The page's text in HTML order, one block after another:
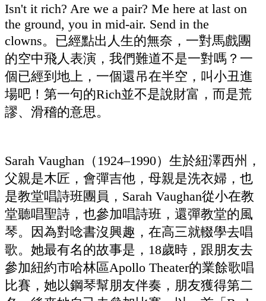
Isn't it rich? Are we a pair? Me here at last on
the ground, you in mid-air. Send in the
clowns。已經點出人生的無奈，一對馬戲團
的空中飛人表演，我們難道不是一對嗎？一
個已經到地上，一個還吊在半空，叫小丑進
場吧！第一句的Rich並不是說財富，而是荒
謬、滑稽的意思。
Sarah Vaughan（1924–1990）生於紐澤西州，
父親是木匠，會彈吉他，母親是洗衣婦，也
是教堂唱詩班團員，Sarah Vaughan從小在教
堂聽唱聖詩，也參加唱詩班，還彈教堂的風
琴。因為對唸書沒興趣，在高三就輟學去唱
歌。她最有名的故事是，18歲時，跟朋友去
參加紐約市哈林區Apollo Theater的業餘歌唱
比賽，她以鋼琴幫朋友伴奏，朋友獲得第二